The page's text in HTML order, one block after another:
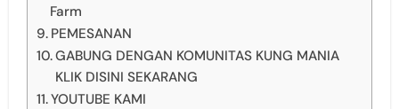
Farm
PEMESANAN
GABUNG DENGAN KOMUNITAS KUNG MANIA
KLIK DISINI SEKARANG
YOUTUBE KAMI